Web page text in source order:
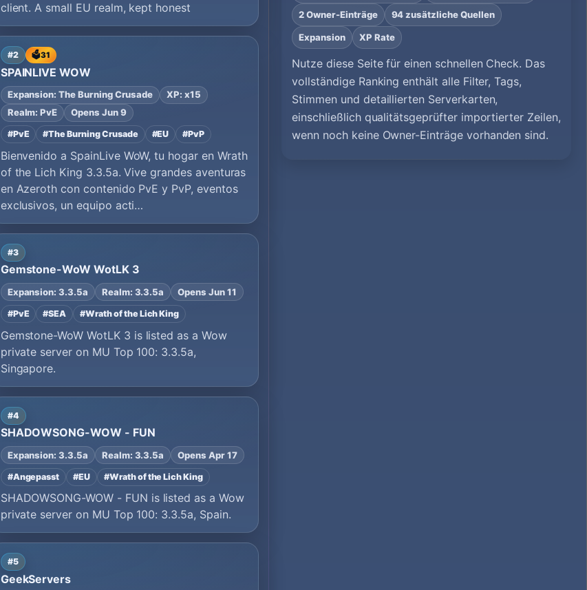
client. A small EU realm, kept honest
#2 🗳️ 31
SPAINLIVE WOW
Expansion: The Burning Crusade
XP: x15
Realm: PvE
Opens Jun 9
#PvE #The Burning Crusade #EU #PvP
Bienvenido a SpainLive WoW, tu hogar en Wrath
of the Lich King 3.3.5a. Vive grandes aventuras
en Azeroth con contenido PvE y PvP, eventos
exclusivos, un equipo acti…
#3
Gemstone-WoW WotLK 3
Expansion: 3.3.5a Realm: 3.3.5a Opens Jun 11
#PvE #SEA #Wrath of the Lich King
Gemstone-WoW WotLK 3 is listed as a Wow
private server on MU Top 100: 3.3.5a,
Singapore.
#4
SHADOWSONG-WOW - FUN
Expansion: 3.3.5a Realm: 3.3.5a Opens Apr 17
#Angepasst #EU #Wrath of the Lich King
SHADOWSONG-WOW - FUN is listed as a Wow
private server on MU Top 100: 3.3.5a, Spain.
#5
GeekServers
2 Owner-Einträge 94 zusätzliche Quellen
Expansion XP Rate
Nutze diese Seite für einen schnellen Check. Das
vollständige Ranking enthält alle Filter, Tags,
Stimmen und detaillierten Serverkarten,
einschließlich qualitätsgeprüfter importierter Zeilen,
wenn noch keine Owner-Einträge vorhanden sind.